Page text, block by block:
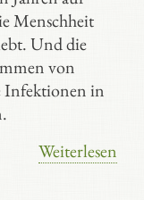
Menschheit
Und die
von
Infektionen in
Weiterlesen